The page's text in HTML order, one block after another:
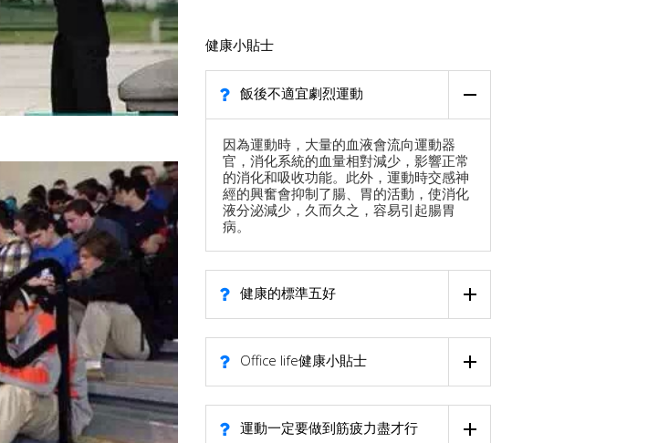
健康小貼士
飯後不適宜劇烈運動
因為運動時，大量的血液會流向運動器
官，消化系統的血量相對減少，影響正常
的消化和吸收功能。此外，運動時交感神
經的興奮會抑制了腸、胃的活動，使消化
液分泌減少，久而久之，容易引起腸胃
病。
健康的標準五好
Office life健康小貼士
運動一定要做到筋疲力盡才行